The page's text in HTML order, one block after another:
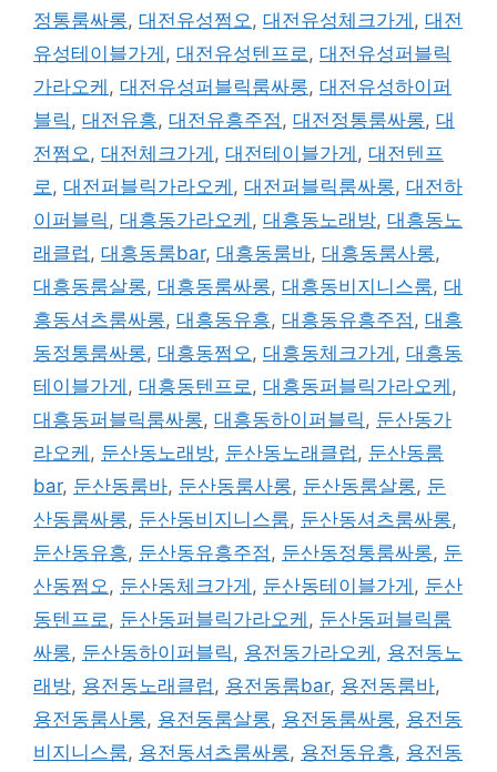
정통룸싸롱, 대전유성쩜오 , 대전유성체크가게 , 대전
유성테이블가게 , 대전유성텐프로 , 대전유성퍼블릭
가라오케 , 대전유성퍼블릭룸싸롱, 대전유성하이퍼
블릭 , 대전유흥, 대전유흥주점 , 대전정통룸싸롱, 대
전쩜오 , 대전체크가게 , 대전테이블가게 , 대전텐프
로 , 대전퍼블릭가라오케 , 대전퍼블릭룸싸롱, 대전하
이퍼블릭 , 대흥동가라오케 , 대흥동노래방, 대흥동노
래클럽 , 대흥동룸bar, 대흥동룸바, 대흥동룸사롱,
대흥동룸살롱, 대흥동룸싸롱, 대흥동비지니스룸, 대
흥동셔츠룸싸롱, 대흥동유흥, 대흥동유흥주점 , 대흥
동정통룸싸롱, 대흥동쩜오 , 대흥동체크가게 , 대흥동
테이블가게 , 대흥동텐프로 , 대흥동퍼블릭가라오케 ,
대흥동퍼블릭룸싸롱, 대흥동하이퍼블릭 , 둔산동가
라오케 , 둔산동노래방, 둔산동노래클럽 , 둔산동룸
bar, 둔산동룸바, 둔산동룸사롱, 둔산동룸살롱, 둔
산동룸싸롱, 둔산동비지니스룸, 둔산동셔츠룸싸롱,
둔산동유흥, 둔산동유흥주점 , 둔산동정통룸싸롱, 둔
산동쩜오 , 둔산동체크가게 , 둔산동테이블가게 , 둔산
동텐프로 , 둔산동퍼블릭가라오케 , 둔산동퍼블릭룸
싸롱, 둔산동하이퍼블릭 , 용전동가라오케 , 용전동노
래방, 용전동노래클럽 , 용전동룸bar, 용전동룸바,
용전동룸사롱, 용전동룸살롱, 용전동룸싸롱, 용전동
비지니스룸, 용전동셔츠룸싸롱, 용전동유흥, 용전동